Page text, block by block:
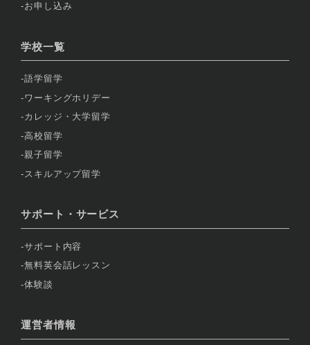
お申し込み
学校一覧
語学留学
ワーキングホリデー
カレッジ・大学留学
高校留学
親子留学
スキルアップ留学
サポート・サービス
サポート内容
無料英会話レッスン
体験談
運営者情報